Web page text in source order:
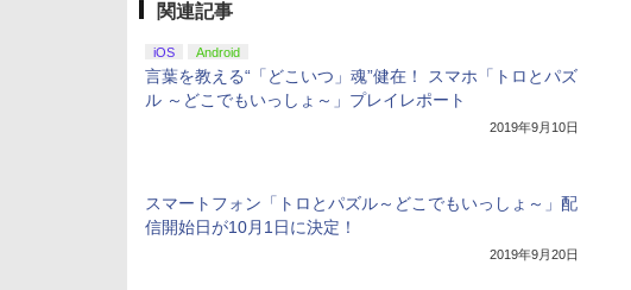
関連記事
iOS Android
言葉を教える“「どこいつ」魂”健在！ スマホ「トロとパズ
ル ～どこでもいっしょ～」プレイレポート
2019年9月10日
スマートフォン「トロとパズル～どこでもいっしょ～」配
信開始日が10月1日に決定！
2019年9月20日